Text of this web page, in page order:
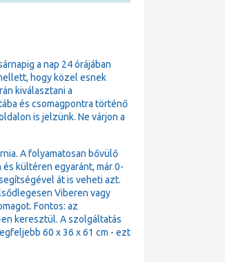
a nap 24 órájában
hogy közel esnek
kiválasztani a
és csomagpontra történő
is jelzünk. Ne várjon a
A folyamatosan bővülő
kültéren egyaránt, már 0-
át is veheti azt.
Viberen vagy
Fontos: az
keresztül. A szolgáltatás
60 x 36 x 61 cm - ezt